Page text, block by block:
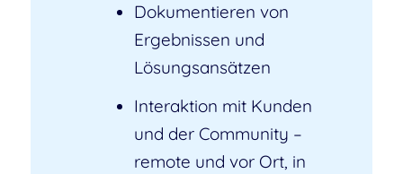
Dokumentieren von
Ergebnissen und
Lösungsansätzen
Interaktion mit Kunden
und der Community –
remote und vor Ort, in